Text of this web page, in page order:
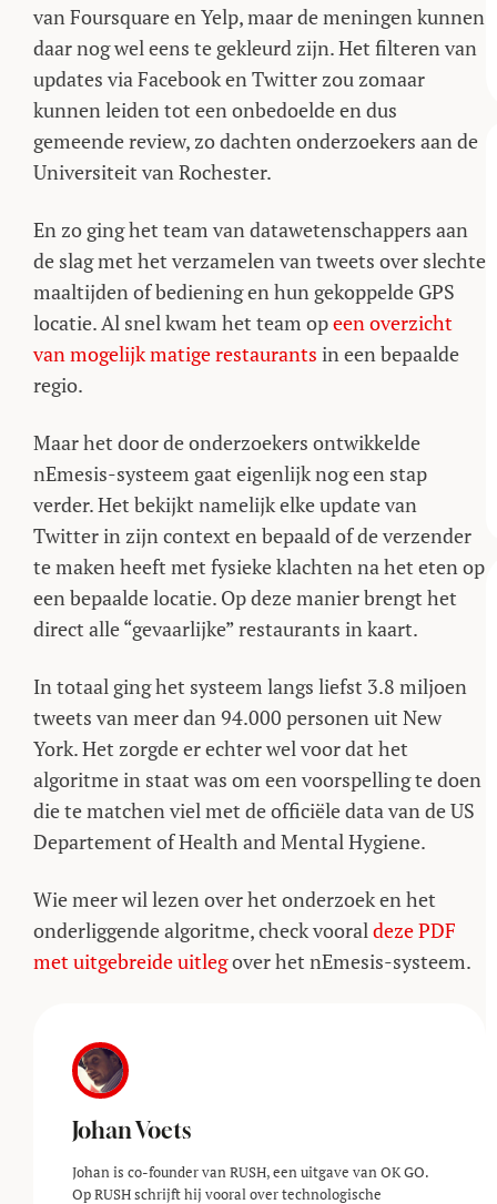
van Foursquare en Yelp, maar de meningen kunnen
daar nog wel eens te gekleurd zijn. Het filteren van
updates via Facebook en Twitter zou zomaar
kunnen leiden tot een onbedoelde en dus
gemeende review, zo dachten onderzoekers aan de
Universiteit van Rochester.
En zo ging het team van datawetenschappers aan
de slag met het verzamelen van tweets over slechte
maaltijden of bediening en hun gekoppelde GPS
locatie. Al snel kwam het team opeen overzicht
van mogelijk matige restaurants in een bepaalde
regio.
Maar het door de onderzoekers ontwikkelde
nEmesis-systeem gaat eigenlijk nog een stap
verder. Het bekijkt namelijk elke update van
Twitter in zijn context en bepaald of de verzender
te maken heeft met fysieke klachten na het eten op
een bepaalde locatie. Op deze manier brengt het
direct alle “gevaarlijke” restaurants in kaart.
In totaal ging het systeem langs liefst 3.8 miljoen
tweets van meer dan 94.000 personen uit New
York. Het zorgde er echter wel voor dat het
algoritme in staat was om een voorspelling te doen
die te matchen viel met de officiële data van de US
Departement of Health and Mental Hygiene.
Wie meer wil lezen over het onderzoek en het
onderliggende algoritme, check vooraldeze PDF
met uitgebreide uitlegover het nEmesis-systeem.
Johan Voets
Johan is co-founder van RUSH, een uitgave van OK GO.
Op RUSH schrijft hij vooral over technologische